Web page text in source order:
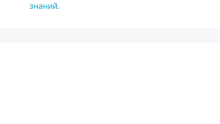
знаний.